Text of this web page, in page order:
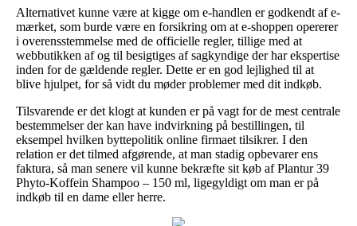
Alternativet kunne være at kigge om e-handlen er godkendt af e-
mærket, som burde være en forsikring om at e-shoppen opererer
i overensstemmelse med de officielle regler, tillige med at
webbutikken af og til besigtiges af sagkyndige der har ekspertise
inden for de gældende regler. Dette er en god lejlighed til at
blive hjulpet, for så vidt du møder problemer med dit indkøb.
Tilsvarende er det klogt at kunden er på vagt for de mest centrale
bestemmelser der kan have indvirkning på bestillingen, til
eksempel hvilken byttepolitik online firmaet tilsikrer. I den
relation er det tilmed afgørende, at man stadig opbevarer ens
faktura, så man senere vil kunne bekræfte sit køb af Plantur 39
Phyto-Koffein Shampoo – 150 ml, ligegyldigt om man er på
indkøb til en dame eller herre.